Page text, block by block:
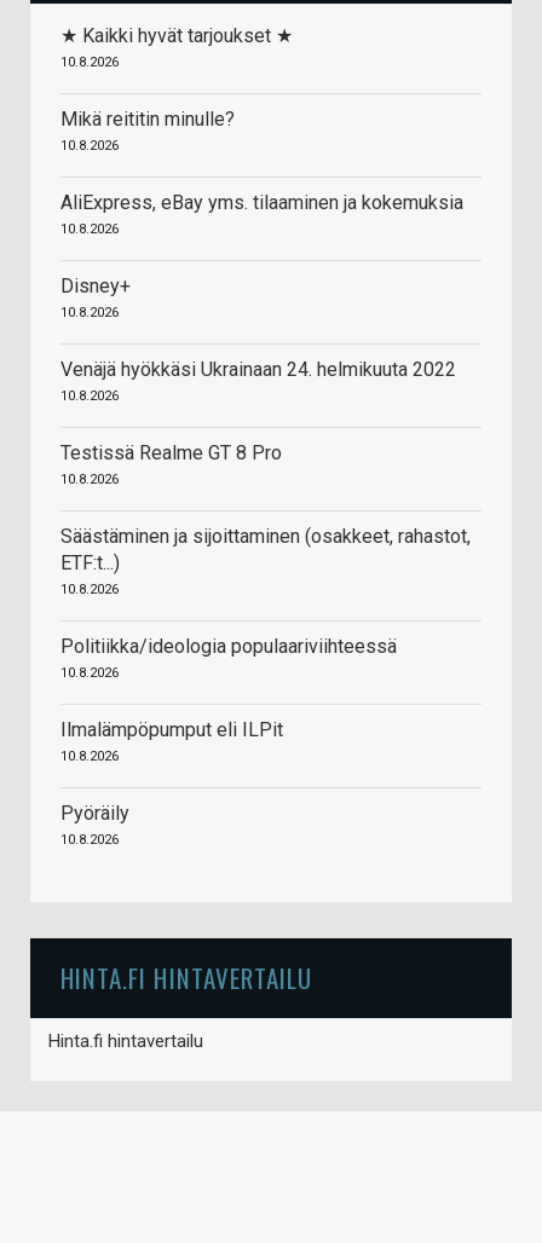
★ Kaikki hyvät tarjoukset ★
10.8.2026
Mikä reititin minulle?
10.8.2026
AliExpress, eBay yms. tilaaminen ja kokemuksia
10.8.2026
Disney+
10.8.2026
Venäjä hyökkäsi Ukrainaan 24. helmikuuta 2022
10.8.2026
Testissä Realme GT 8 Pro
10.8.2026
Säästäminen ja sijoittaminen (osakkeet, rahastot,
ETF:t...)
10.8.2026
Politiikka/ideologia populaariviihteessä
10.8.2026
Ilmalämpöpumput eli ILPit
10.8.2026
Pyöräily
10.8.2026
HINTA.FI HINTAVERTAILU
Hinta.fi hintavertailu